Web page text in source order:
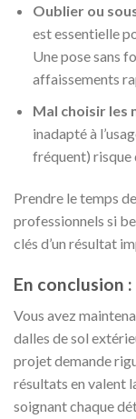
Oublier ou
est essentielle
Une pose sans
affaissements
Mal choisir les
inadapté à
fréquent) risque
Prendre le temps
professionnels si
clés d’un résultat
En conclusion :
Vous avez
dalles de sol
projet demande
résultats en valent
soignant chaque